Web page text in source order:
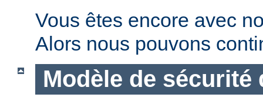
Vous êtes encore avec
Alors nous pouvons
Modèle de sécurité